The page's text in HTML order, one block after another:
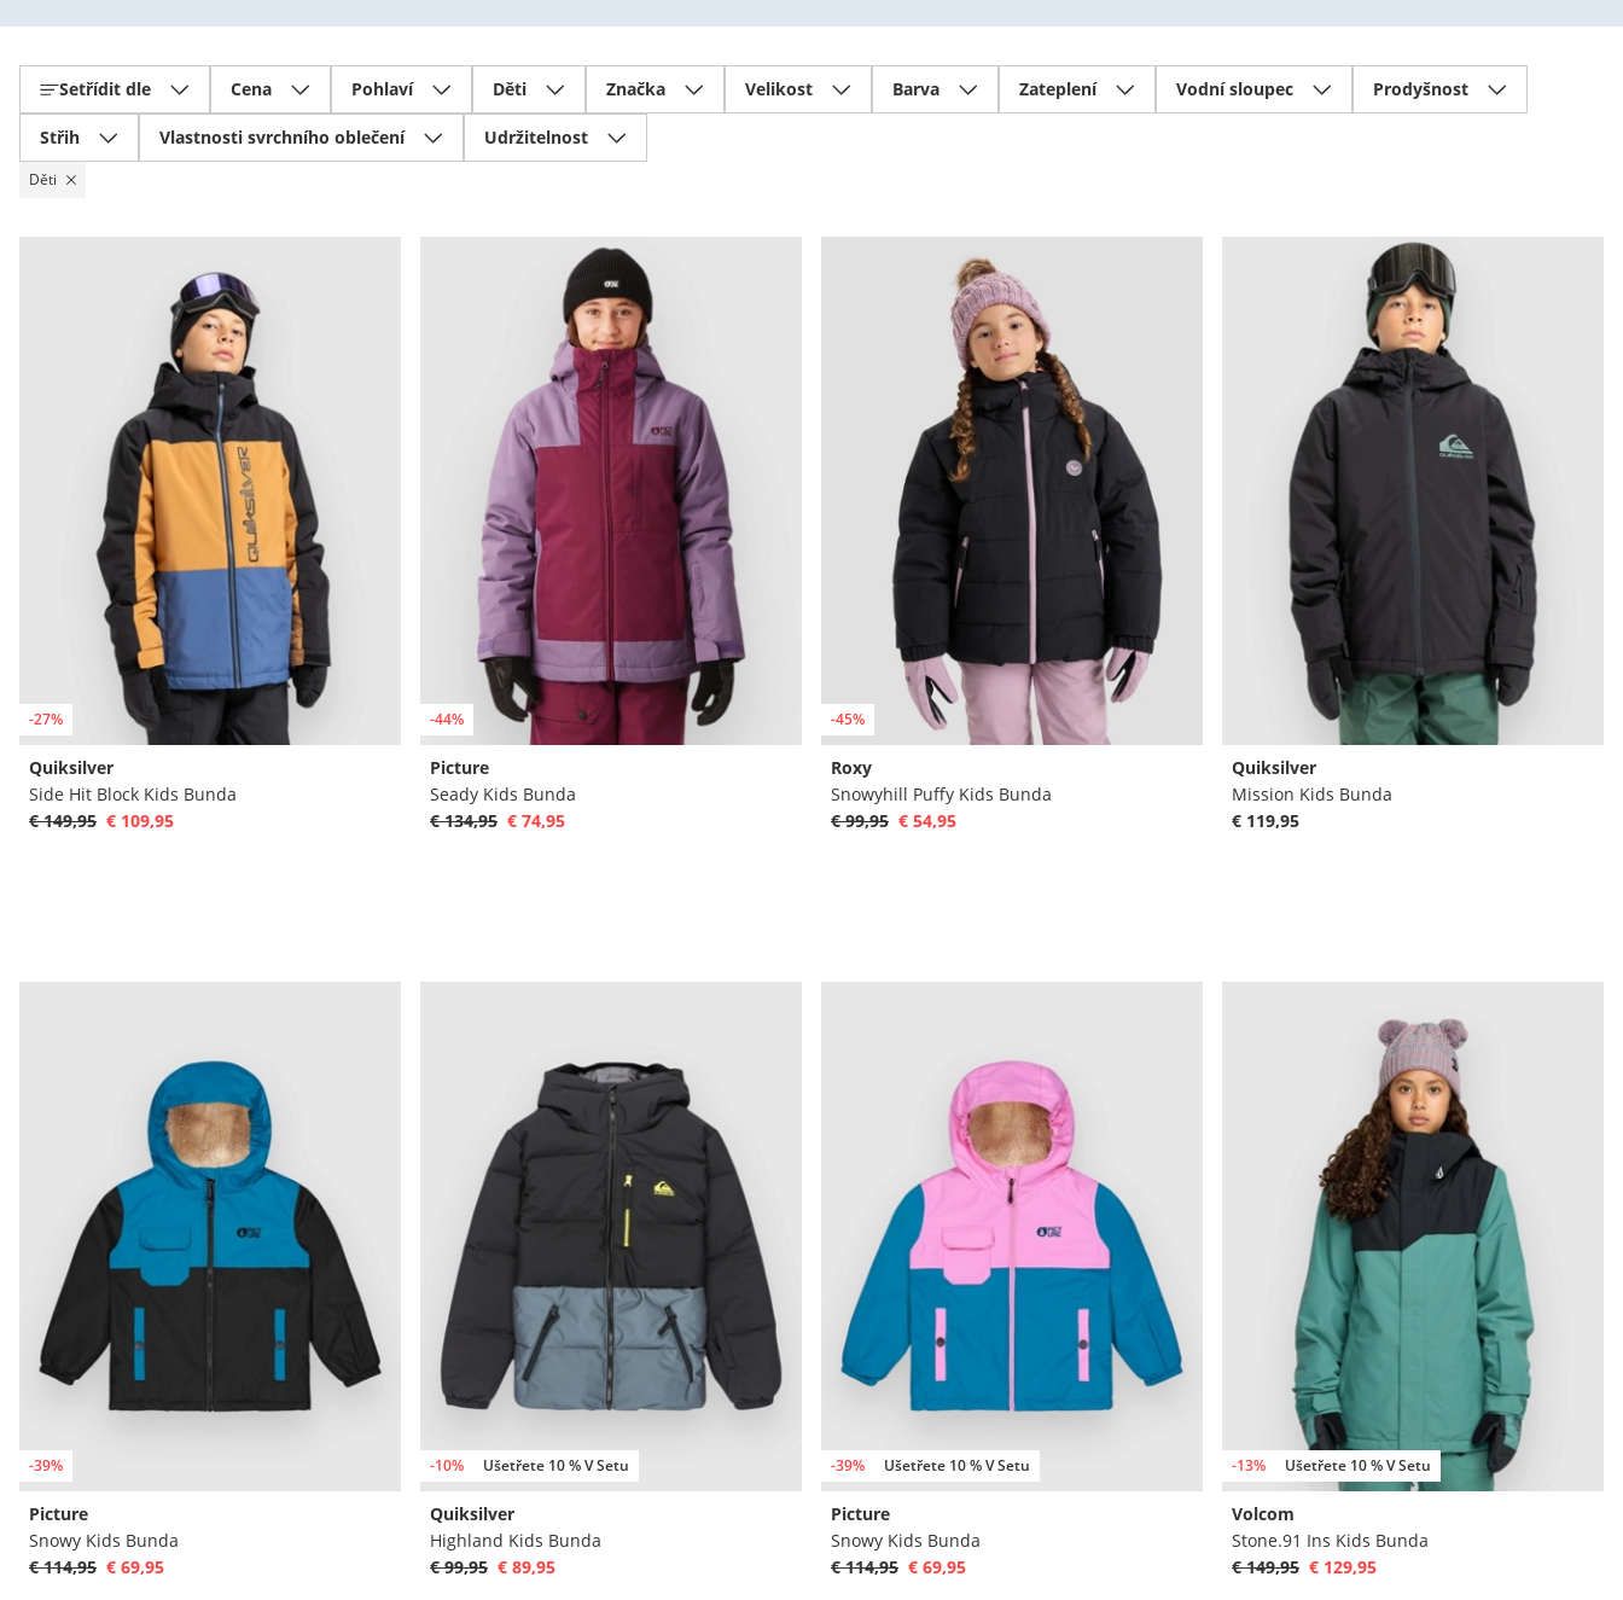
Setřídit dle Cena Pohlaví Děti Značka Velikost Barva Zateplení Vodní sloupec Prodyšnost
Střih Vlastnosti svrchního oblečení Udržitelnost
Děti
-27%
Quiksilver
Side Hit Block Kids Bunda
€ 149,95 € 109,95
-44%
Picture
Seady Kids Bunda
€ 134,95 € 74,95
-45%
Roxy
Snowyhill Puffy Kids Bunda
€ 99,95 € 54,95
Quiksilver
Mission Kids Bunda
€ 119,95
-39%
Picture
Snowy Kids Bunda
€ 114,95 € 69,95
-10% Ušetřete 10 % V Setu
Quiksilver
Highland Kids Bunda
€ 99,95 € 89,95
-39% Ušetřete 10 % V Setu
Picture
Snowy Kids Bunda
€ 114,95 € 69,95
-13% Ušetřete 10 % V Setu
Volcom
Stone.91 Ins Kids Bunda
€ 149,95 € 129,95